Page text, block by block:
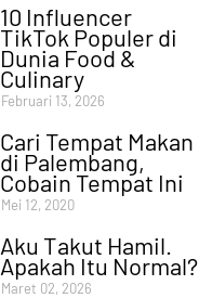
10 Influencer
TikTok Populer di
Dunia Food &
Culinary
Februari 13, 2026
Cari Tempat Makan
di Palembang,
Cobain Tempat Ini
Mei 12, 2020
Aku Takut Hamil.
Apakah Itu Normal?
Maret 02, 2026